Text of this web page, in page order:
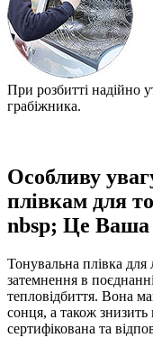
При розбитті надійно
грабіжника.
Особливу
плівкам для
nbsp; Це Ваша
Тонувальна плівка для
затемнення в
тепловідбиття. Вона
сонця, а також знизить
сертифікована та